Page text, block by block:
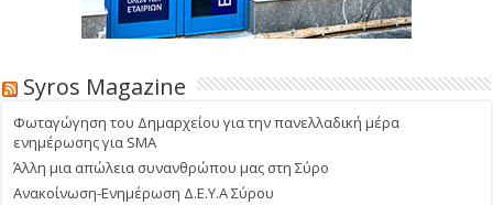
Syros Magazine
Φωταγώγηση του Δημαρχείου για την πανελλαδική μέρα
ενημέρωσης για SMA
Άλλη μια απώλεια συνανθρώπου μας στη Σύρο
Ανακοίνωση-Ενημέρωση Δ.Ε.Υ.Α Σύρου